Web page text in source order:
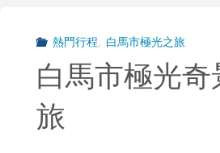
熱門行程, 白馬市極光之旅
白馬市極光奇
旅